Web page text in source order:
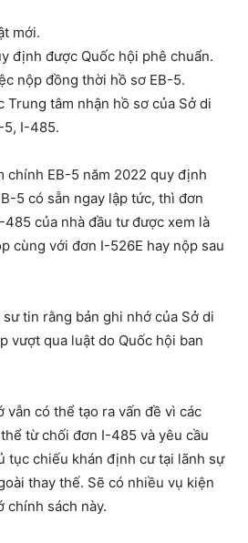
mới.
định được Quốc hội phê chuẩn.
nộp đồng thời hồ sơ EB-5.
Trung tâm nhận hồ sơ của Sở di
5, I-485.
chính EB-5 năm 2022 quy định
5 có sẵn ngay lập tức, thì đơn
của nhà đầu tư được xem là
cùng với đơn I-526E hay nộp sau
tin rằng bản ghi nhớ của Sở di
vượt qua luật do Quốc hội ban
vẫn có thể tạo ra vấn đề vì các
từ chối đơn I-485 và yêu cầu
tục chiếu khán định cư tại lãnh sự
thay thế. Sẽ có nhiều vụ kiện
chính sách này.